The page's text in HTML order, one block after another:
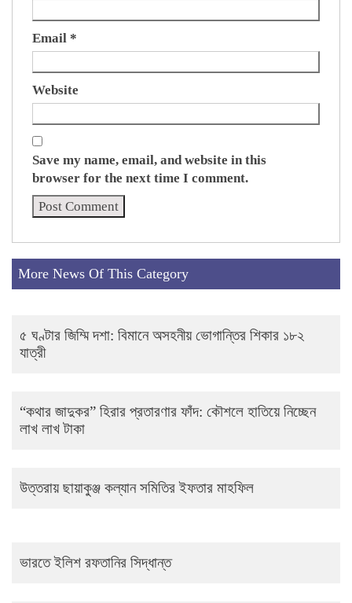
Email *
Website
Save my name, email, and website in this
browser for the next time I comment.
More News Of This Category
৫ ঘণ্টার জিম্মি দশা: বিমানে অসহনীয় ভোগান্তির শিকার ১৮২
যাত্রী
“কথার জাদুকর” হিরার প্রতারণার ফাঁদ: কৌশলে হাতিয়ে নিচ্ছেন
লাখ লাখ টাকা
উত্তরায় ছায়াকুঞ্জ কল্যান সমিতির ইফতার মাহফিল
ভারতে ইলিশ রফতানির সিদ্ধান্ত